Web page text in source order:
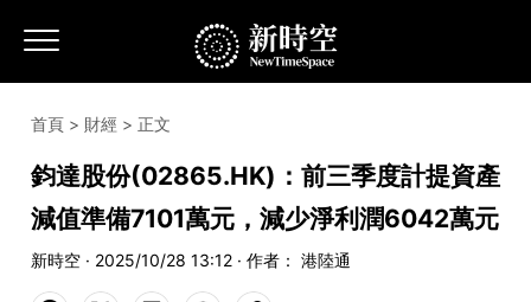
首頁 > 財經 > 正文
鈞達股份(02865.HK)：前三季度計提資產
減值準備7101萬元，減少淨利潤6042萬元
新時空 · 2025/10/28 13:12 · 作者： 港陸通